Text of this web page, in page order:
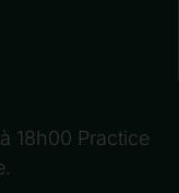
18h00 Practice